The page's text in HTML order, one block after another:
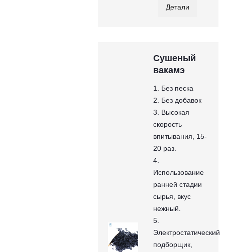
Детали
Сушеный
вакамэ
1. Без песка
2. Без добавок
3. Высокая
скорость
впитывания, 15-
20 раз.
4.
Использование
ранней стадии
сырья, вкус
нежный.
5.
Электростатический
подборщик,